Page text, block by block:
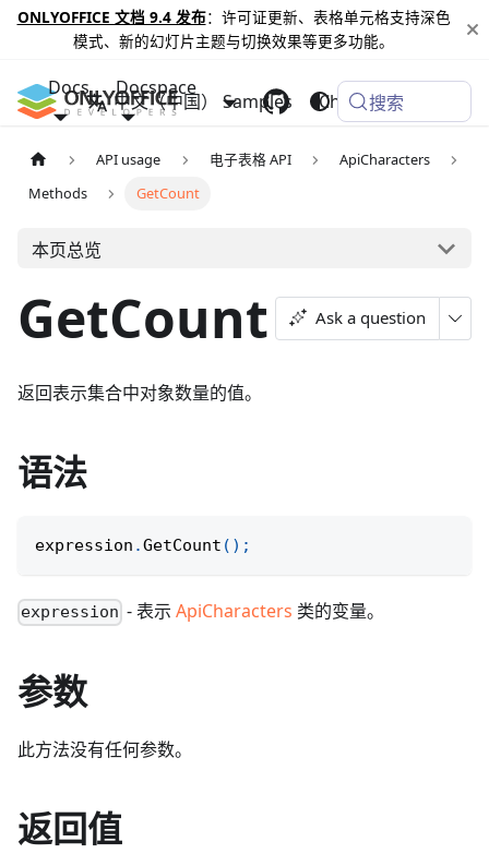
ONLYOFFICE 文档 9.4 发布：许可证更新、表格单元格支持深色
模式、新的幻灯片主题与切换效果等更多功能。
Docs Docspace
Samples Changelog
中文（中国） 搜索
API usage 电子表格 API
ApiCharacters
Methods
GetCount
本页总览
GetCount Ask a question
返回表示集合中对象数量的值。
语法
expression .GetCount ( ) ;
expression - 表示ApiCharacters 类的变量。
参数
此方法没有任何参数。
返回值